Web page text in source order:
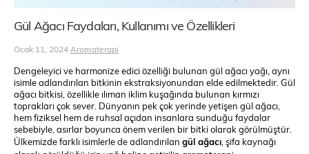
Gül Ağacı Faydaları, Kullanımı ve Özellikleri
Ocak 11, 2024 Aromaterapi
Dengeleyici ve harmonize edici özelliği bulunan gül ağacı yağı, aynı
isimle adlandırılan bitkinin ekstraksiyonundan elde edilmektedir. Gül
ağacı bitkisi, özellikle ılıman iklim kuşağında bulunan kırmızı
toprakları çok sever. Dünyanın pek çok yerinde yetişen gül ağacı,
hem fiziksel hem de ruhsal açıdan insanlara sunduğu faydalar
sebebiyle, asırlar boyunca önem verilen bir bitki olarak görülmüştür.
Ülkemizde farklı isimlerle de adlandırılan gül ağacı , şifa kaynağı